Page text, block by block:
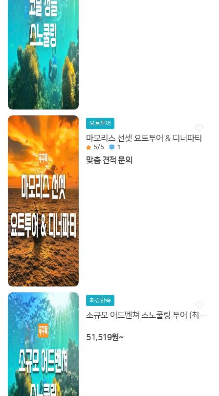
요트투어
마모리스 선셋 요트투어 & 디너파티
5/5 1
맞춤 견적 문의
최강만족
소규모 어드벤쳐 스노쿨링 투어 (최대 12인)
51,519원~